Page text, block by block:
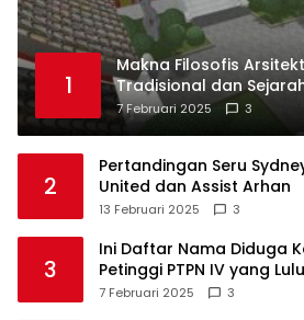
1
Makna Filosofis
Tradisional dan
Perkembangannya
7 Februari 2025 3
2
Pertandingan Seru
United dan Assist Arhan
13 Februari 2025 3
3
Ini Daftar Nama Diduga
Petinggi PTPN IV yang
7 Februari 2025 3